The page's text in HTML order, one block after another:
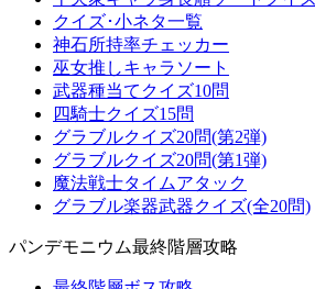
クイズ･小ネタ一覧
神石所持率チェッカー
巫女推しキャラソート
武器種当てクイズ10問
四騎士クイズ15問
グラブルクイズ20問(第2弾)
グラブルクイズ20問(第1弾)
魔法戦士タイムアタック
グラブル楽器武器クイズ(全20問)
パンデモニウム最終階層攻略